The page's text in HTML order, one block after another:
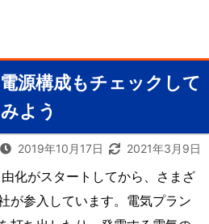
源構成もチェックして
みよう
2019年10月17日 2021年3月9日
化がスタートしてから、さまざ
が参入しています。電気プラン